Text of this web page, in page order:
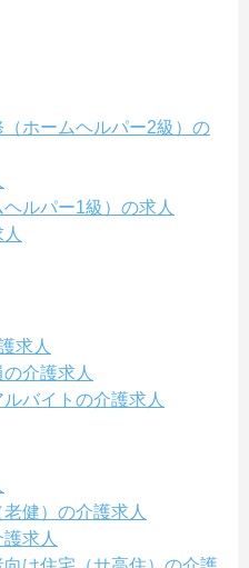
ホームヘルパー2級）の
ルパー1級）の求人
求人
介護求人
バイトの介護求人
健）の介護求人
求人